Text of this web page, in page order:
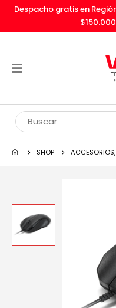
Despacho gratis en
SHOP ACCESORIOS,